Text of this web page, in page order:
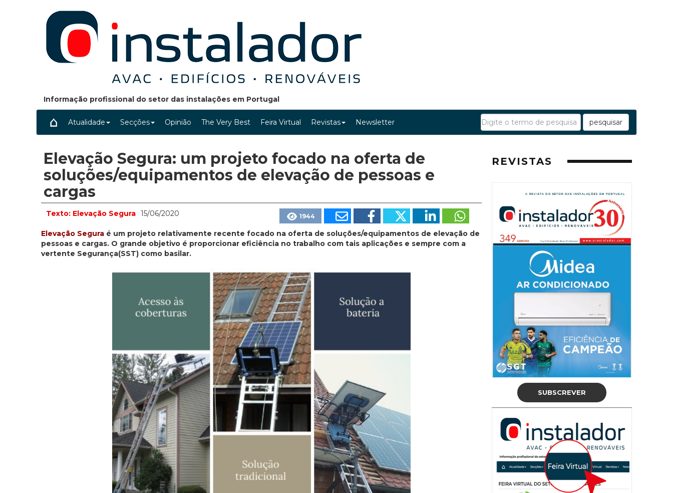
Informação profissional do setor das instalações em Portugal
Atualidade Secções Opinião The Very Best Feira Virtual Revistas Newsletter pesquisar
Elevação Segura: um projeto focado na oferta de
soluções/equipamentos de elevação de pessoas e
cargas
Texto: Elevação Segura 15/06/2020 1944
Elevação Segura é um projeto relativamente recente focado na oferta de soluções/equipamentos de elevação de
pessoas e cargas. O grande objetivo é proporcionar eficiência no trabalho com tais aplicações e sempre com a
vertente Segurança(SST) como basilar.
REVISTAS
SUBSCREVER